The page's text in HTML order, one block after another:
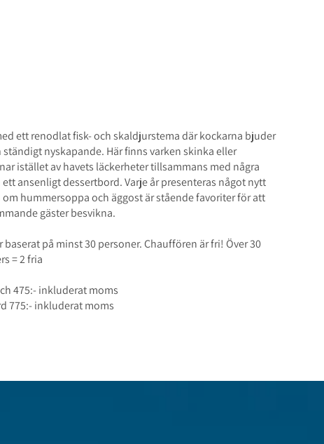
ett renodlat fisk- och skaldjurstema där kockarna bjuder
nyskapande. Här finns varken skinka eller
istället av havets läckerheter tillsammans med några
ansenligt dessertbord. Varje år presenteras något nytt
hummersoppa och äggost är stående favoriter för att
gäster besvikna.
baserat på minst 30 personer. Chauffören är fri! Över 30
= 2 fria
475:- inkluderat moms
775:- inkluderat moms